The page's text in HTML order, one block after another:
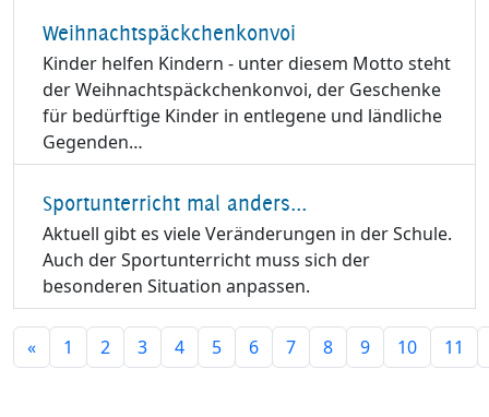
Weihnachtspäckchenkonvoi
Kinder helfen Kindern - unter diesem Motto steht
der Weihnachtspäckchenkonvoi, der Geschenke
für bedürftige Kinder in entlegene und ländliche
Gegenden…
Sportunterricht mal anders...
Aktuell gibt es viele Veränderungen in der Schule.
Auch der Sportunterricht muss sich der
besonderen Situation anpassen.
« 1 2 3 4 5 6 7 8 9 10 11